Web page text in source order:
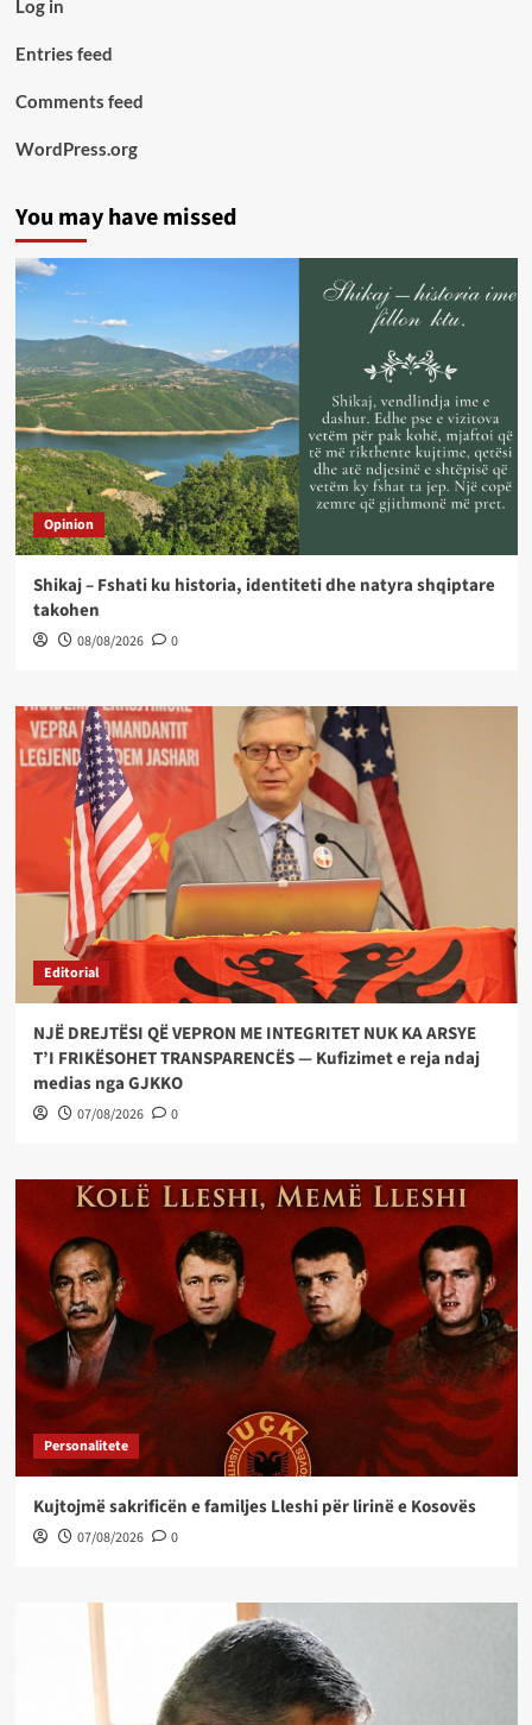
Log in
Entries feed
Comments feed
WordPress.org
You may have missed
Opinion
Shikaj – Fshati ku historia, identiteti dhe natyra shqiptare
takohen
08/08/2026 0
Editorial
NJË DREJTËSI QË VEPRON ME INTEGRITET NUK KA ARSYE
T’I FRIKËSOHET TRANSPARENCËS — Kufizimet e reja ndaj
medias nga GJKKO
07/08/2026 0
Personalitete
Kujtojmë sakrificën e familjes Lleshi për lirinë e Kosovës
07/08/2026 0